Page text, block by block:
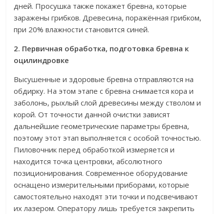
дней. Просушка также покажет бревна, которые
заражены грибков. Древесина, поражённая грибком,
при 20% влажности становится синей.
2. Первичная обработка, подготовка бревна к
оцилиндровке
Высушенные и здоровые бревна отправляются на
обдирку. На этом этапе с бревна снимается кора и
заболонь, рыхлый слой древесины между стволом и
корой. От точности данной очистки зависят
дальнейшие геометрические параметры бревна,
поэтому этот этап выполняется с особой точностью.
Пиловочник перед обработкой измеряется и
находится точка центровки, абсолютного
позиционирования. Современное оборудование
оснащено измерительными приборами, которые
самостоятельно находят эти точки и подсвечивают
их лазером. Оператору лишь требуется закрепить